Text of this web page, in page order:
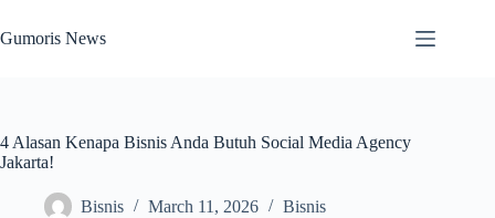
to
content
Gumoris News
4 Alasan Kenapa Bisnis Anda Butuh Social Media Agency
Jakarta!
Bisnis March 11, 2026 Bisnis